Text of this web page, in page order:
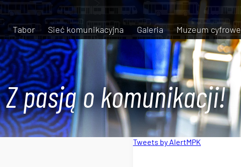
Tabor Sieć komunikacyjna Galeria Muzeum cyfrowe
Z pasją o komunikacji!
Tweets by AlertMPK